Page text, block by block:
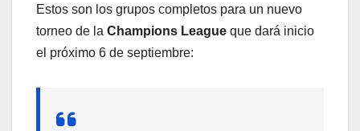
Estos son los grupos completos para un nuevo
torneo de la Champions League que dará inicio
el próximo 6 de septiembre: